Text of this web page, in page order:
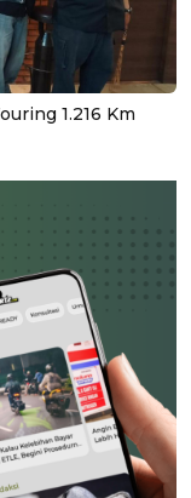
1.216 Km